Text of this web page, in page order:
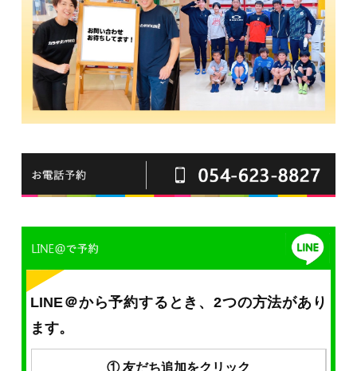
LINE＠から予約するとき、2つの方法があり
ます。
① 友だち追加をクリック